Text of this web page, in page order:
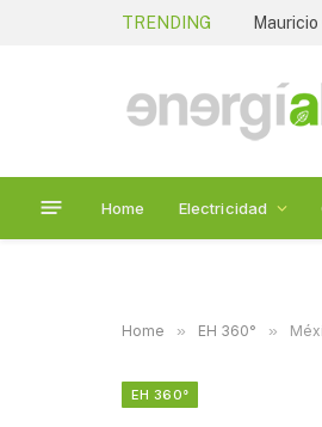
TRENDING
Home Electricidad
Home » EH 360° »
EH 360°